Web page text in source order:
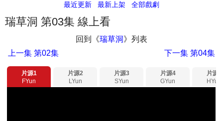
最近更新 最新上架 全部戲劇
瑞草洞 第03集 線上看
回到《瑞草洞》列表
上一集 第02集 下一集第04集
片源1
FYun
片源2
LYun
片源3
SYun
片源4
GYun
片源5
HYun